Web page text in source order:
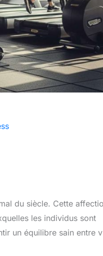
du siècle. Cette
les individus sont
un équilibre sain entre